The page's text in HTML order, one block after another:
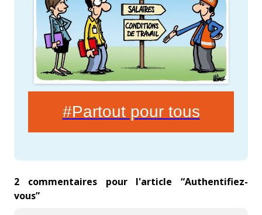
#Partout pour tous
2 commentaires pour l'article “Authentifiez-
vous”